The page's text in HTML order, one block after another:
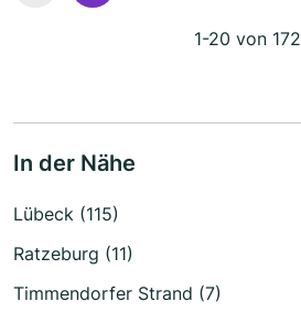
1-20 von 172
In der Nähe
Lübeck (115)
Ratzeburg (11)
Timmendorfer Strand (7)